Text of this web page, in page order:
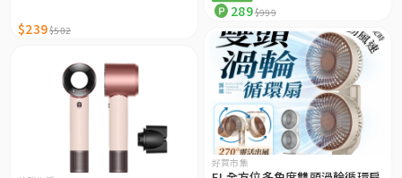
289$999
$239$502
好買市集